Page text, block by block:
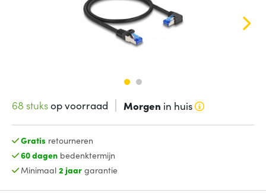
68 stuksop voorraad Morgen in huis
Gratis retourneren
60 dagenbedenktermijn
Minimaal 2 jaargarantie